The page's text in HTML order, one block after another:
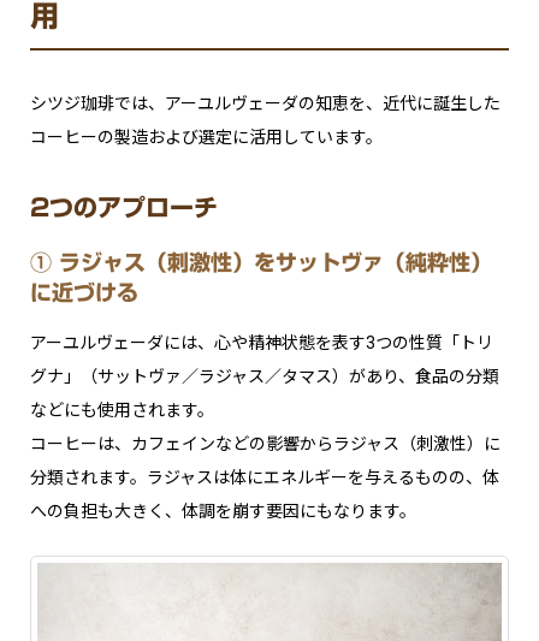
用
シツジ珈琲では、アーユルヴェーダの知恵を、近代に誕生した
コーヒーの製造および選定に活用しています。
2つのアプローチ
① ラジャス（刺激性）をサットヴァ（純粋性）
に近づける
アーユルヴェーダには、心や精神状態を表す3つの性質「トリ
グナ」（サットヴァ／ラジャス／タマス）があり、食品の分類
などにも使用されます。
コーヒーは、カフェインなどの影響からラジャス（刺激性）に
分類されます。ラジャスは体にエネルギーを与えるものの、体
への負担も大きく、体調を崩す要因にもなります。